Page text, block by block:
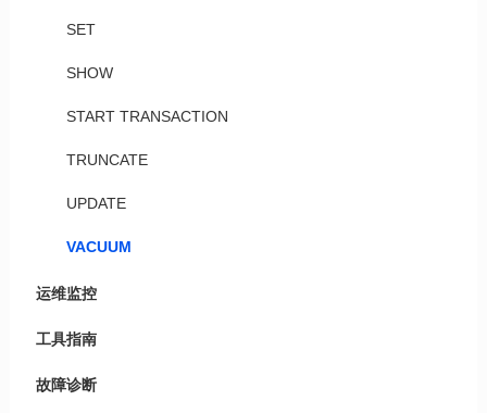
SET
SHOW
START TRANSACTION
TRUNCATE
UPDATE
VACUUM
运维监控
工具指南
故障诊断